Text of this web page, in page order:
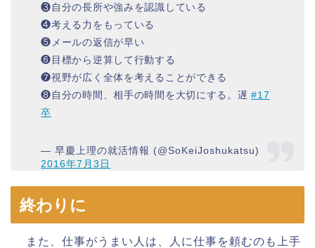
❸自分の長所や強みを認識している
❹考える力をもっている
❺メールの返信が早い
❻目標から逆算して行動する
❼視野が広く全体を考えることができる
❽自分の時間、相手の時間を大切にする。遅#17
卒
— 早慶上理の就活情報 (@SoKeiJoshukatsu)
2016年7月3日
終わりに
また、仕事がうまい人は、人に仕事を頼むのも上手